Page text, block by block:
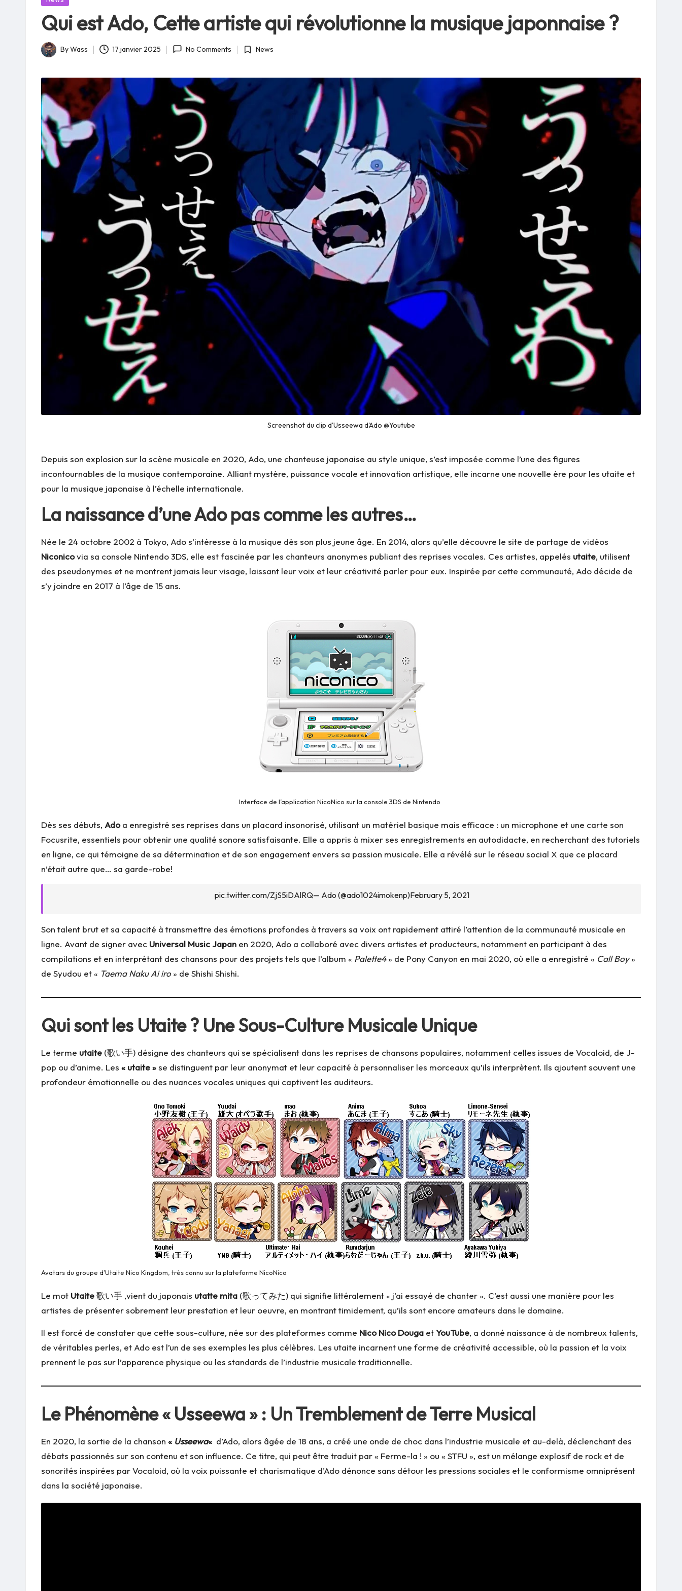
Qui est Ado, Cette artiste qui révolutionne la musique japonnaise ?
Posted
ByWass 17 janvier 2025 No Comments
Posted
News
Screenshot du clip d'Usseewa d'Ado @Youtube
Depuis son explosion sur la scène musicale en 2020, Ado, une chanteuse japonaise au style unique, s’est imposée comme l’une des figures
incontournables de la musique contemporaine. Alliant mystère, puissance vocale et innovation artistique, elle incarne une nouvelle ère pour les utaite et
pour la musique japonaise à l’échelle internationale.
La naissance d’une Ado pas comme les autres…
Née le 24 octobre 2002 à Tokyo, Ado s’intéresse à la musique dès son plus jeune âge. En 2014, alors qu’elle découvre le site de partage de vidéos
Niconicovia sa console Nintendo 3DS, elle est fascinée par les chanteurs anonymes publiant des reprises vocales. Ces artistes, appelés utaite, utilisent
des pseudonymes et ne montrent jamais leur visage, laissant leur voix et leur créativité parler pour eux. Inspirée par cette communauté, Ado décide de
s’y joindre en 2017 à l’âge de 15 ans.
Interface de l’application NicoNico sur la console 3DS de Nintendo
Dès ses débuts, Adoa enregistré ses reprises dans un placard insonorisé, utilisant un matériel basique mais efficace : un microphone et une carte son
Focusrite, essentiels pour obtenir une qualité sonore satisfaisante. Elle a appris à mixer ses enregistrements en autodidacte, en recherchant des tutoriels
en ligne, ce qui témoigne de sa détermination et de son engagement envers sa passion musicale. Elle a révélé sur le réseau social X que ce placard
n’était autre que… sa garde-robe!
pic.twitter.com/ZjS5iDAlRQ— Ado (@ado1024imokenp)February 5, 2021
Son talent brut et sa capacité à transmettre des émotions profondes à travers sa voix ont rapidement attiré l’attention de la communauté musicale en
ligne. Avant de signer avec Universal Music Japan en 2020, Ado a collaboré avec divers artistes et producteurs, notamment en participant à des
compilations et en interprétant des chansons pour des projets tels que l’album « Palette4» de Pony Canyon en mai 2020, où elle a enregistré « Call Boy»
de Syudou et « Taema Naku Ai iro» de Shishi Shishi.
Qui sont les Utaite ? Une Sous-Culture Musicale Unique
Le terme utaite (歌い手) désigne des chanteurs qui se spécialisent dans les reprises de chansons populaires, notamment celles issues de Vocaloid, de J-
pop ou d’anime. Les « utaite »se distinguent par leur anonymat et leur capacité à personnaliser les morceaux qu’ils interprètent. Ils ajoutent souvent une
profondeur émotionnelle ou des nuances vocales uniques qui captivent les auditeurs.
Avatars du groupe d’Utaite Nico Kingdom, très connu sur la plateforme NicoNico
Le mot Utaite歌い手 ,vient du japonais utatte mita (歌ってみた) qui signifie littéralement « j’ai essayé de chanter ». C’est aussi une manière pour les
artistes de présenter sobrement leur prestation et leur oeuvre, en montrant timidement, qu’ils sont encore amateurs dans le domaine.
Il est forcé de constater que cette sous-culture, née sur des plateformes comme Nico Nico Douga etYouTube, a donné naissance à de nombreux talents,
de véritables perles, et Ado est l’un de ses exemples les plus célèbres. Les utaite incarnent une forme de créativité accessible, où la passion et la voix
prennent le pas sur l’apparence physique ou les standards de l’industrie musicale traditionnelle.
Le Phénomène « Usseewa » : Un Tremblement de Terre Musical
En 2020, la sortie de la chanson « Usseewa« d’Ado, alors âgée de 18 ans, a créé une onde de choc dans l’industrie musicale et au-delà, déclenchant des
débats passionnés sur son contenu et son influence. Ce titre, qui peut être traduit par « Ferme-la ! » ou « STFU », est un mélange explosif de rock et de
sonorités inspirées par Vocaloid, où la voix puissante et charismatique d’Ado dénonce sans détour les pressions sociales et le conformisme omniprésent
dans la société japonaise.